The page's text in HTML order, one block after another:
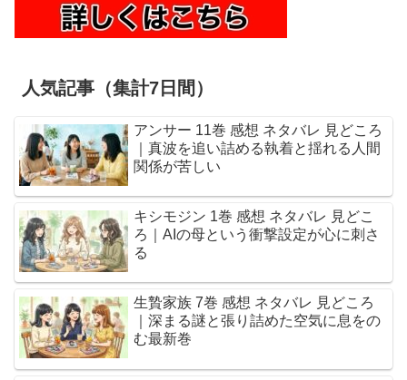
人気記事（集計7日間）
アンサー 11巻 感想 ネタバレ 見どころ
｜真波を追い詰める執着と揺れる人間
関係が苦しい
キシモジン 1巻 感想 ネタバレ 見どこ
ろ｜AIの母という衝撃設定が心に刺さ
る
生贄家族 7巻 感想 ネタバレ 見どころ
｜深まる謎と張り詰めた空気に息をの
む最新巻